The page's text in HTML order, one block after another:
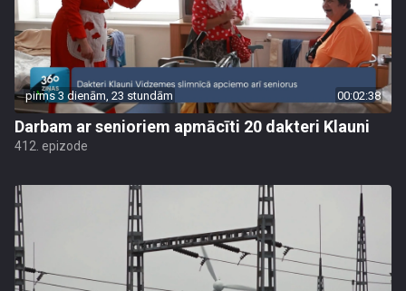
pirms 3 dienām, 23 stundām 00:02:38
Darbam ar senioriem apmācīti 20 dakteri Klauni
412. epizode